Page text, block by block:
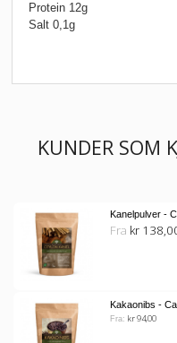
Protein 12g
Salt 0,1g
KUNDER SOM
Kanelpulver -
Fra kr
Kakaonibs -
Fra: kr 94,00